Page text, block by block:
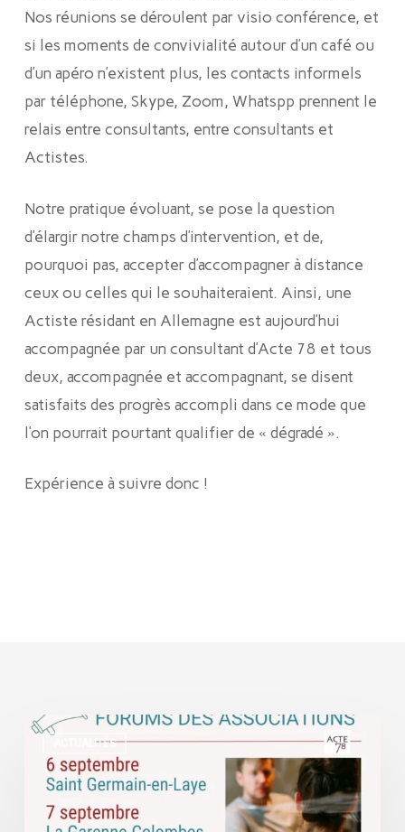
Nos réunions se déroulent par visio conférence, et
si les moments de convivialité autour d’un café ou
d’un apéro n’existent plus, les contacts informels
par téléphone, Skype, Zoom, Whatspp prennent le
relais entre consultants, entre consultants et
Actistes.
Notre pratique évoluant, se pose la question
d’élargir notre champs d’intervention, et de,
pourquoi pas, accepter d’accompagner à distance
ceux ou celles qui le souhaiteraient. Ainsi, une
Actiste résidant en Allemagne est aujourd’hui
accompagnée par un consultant d’Acte 78 et tous
deux, accompagnée et accompagnant, se disent
satisfaits des progrès accompli dans ce mode que
l’on pourrait pourtant qualifier de « dégradé ».
Expérience à suivre donc !
ACTUALITÉS
Retrouvons
nous